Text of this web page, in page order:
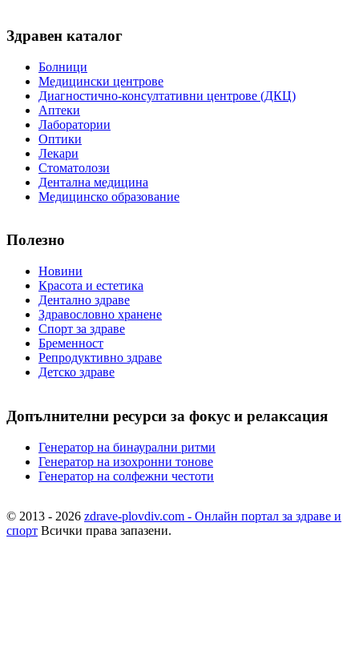
Здравен каталог
Болници
Медицински центрове
Диагностично-консултативни центрове (ДКЦ)
Аптеки
Лаборатории
Оптики
Лекари
Стоматолози
Дентална медицина
Медицинско образование
Полезно
Новини
Красота и естетика
Дентално здраве
Здравословно хранене
Спорт за здраве
Бременност
Репродуктивно здраве
Детско здраве
Допълнителни ресурси за фокус и релаксация
Генератор на бинаурални ритми
Генератор на изохронни тонове
Генератор на солфежни честоти
© 2013 - 2026 zdrave-plovdiv.com - Онлайн портал за здраве и
спорт Всички права запазени.